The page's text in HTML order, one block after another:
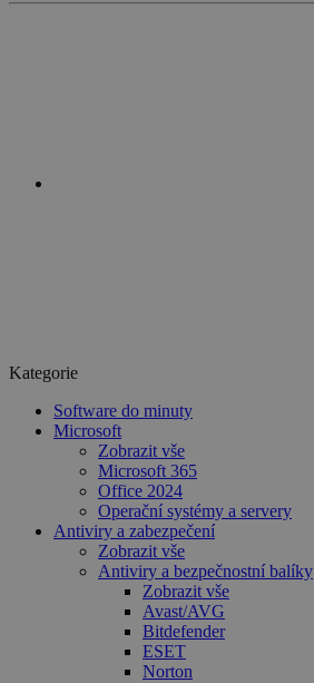
Kategorie
Software do minuty
Microsoft
Zobrazit vše
Microsoft 365
Office 2024
Operační systémy a servery
Antiviry a zabezpečení
Zobrazit vše
Antiviry a bezpečnostní balíky
Zobrazit vše
Avast/AVG
Bitdefender
ESET
Norton